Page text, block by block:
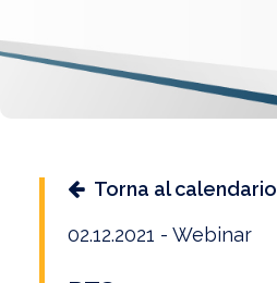
Torna al calendario
02.12.2021 - Webinar